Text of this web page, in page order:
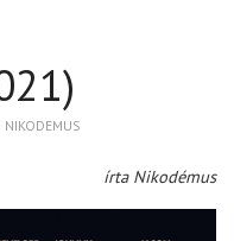
NIKODEMUS
írta Nikodémus